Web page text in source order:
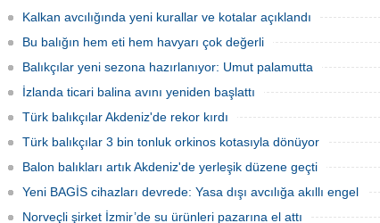
orkinoslar, Uzak Doğu ülkelerine ihraç
edilmek için özenle bakılıyor.
faaliyetleri anlık olarak tespit edebilen
hava ve su altı dronları sahada aktif
olarak kullanılmaya başlandı.
Kalkan avcılığında yeni kurallar ve kotalar açıklandı
Bu balığın hem eti hem havyarı çok değerli
Balıkçılar yeni sezona hazırlanıyor: Umut palamutta
İzlanda ticari balina avını yeniden başlattı
Türk balıkçılar Akdeniz'de rekor kırdı
Türk balıkçılar 3 bin tonluk orkinos kotasıyla dönüyor
Balon balıkları artık Akdeniz'de yerleşik düzene geçti
Yeni BAGİS cihazları devrede: Yasa dışı avcılığa akıllı engel
Norveçli şirket İzmir’de su ürünleri pazarına el attı